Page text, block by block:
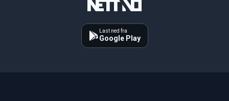
Last ned fra
Google Play